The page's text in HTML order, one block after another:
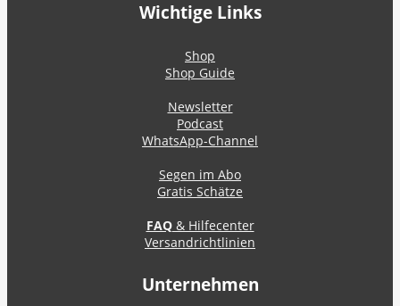
Wichtige Links
Shop
Shop Guide
Newsletter
Podcast
WhatsApp-Channel
Segen im Abo
Gratis Schätze
FAQ& Hilfecenter
Versandrichtlinien
Unternehmen